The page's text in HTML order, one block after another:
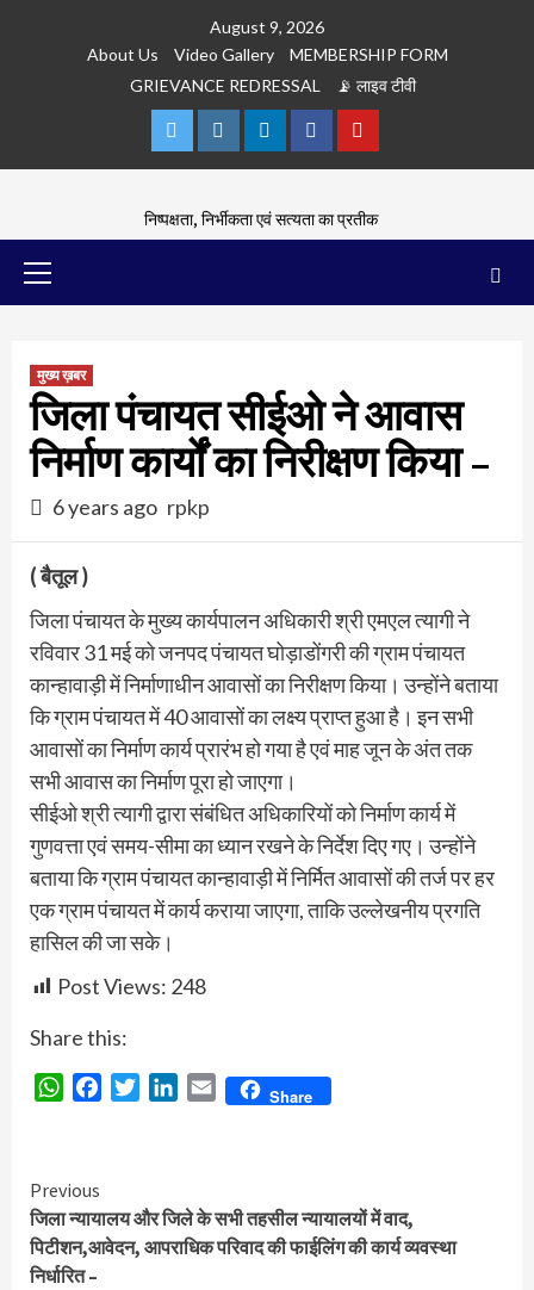
August 9, 2026
About Us
Video Gallery
MEMBERSHIP FORM
GRIEVANCE REDRESSAL
📡 लाइव टीवी
TwitterInstagramLinkedlnFacebookYoutube
निष्पक्षता, निर्भीकता एवं सत्यता का प्रतीक
Primary
मुख्य ख़बर
जिला पंचायत सीईओ ने आवास
निर्माण कार्यों का निरीक्षण किया –
6 years ago rpkp
( बैतूल )
जिला पंचायत के मुख्य कार्यपालन अधिकारी श्री एमएल त्यागी ने
रविवार 31 मई को जनपद पंचायत घोड़ाडोंगरी की ग्राम पंचायत
कान्हावाड़ी में निर्माणाधीन आवासों का निरीक्षण किया। उन्होंने बताया
कि ग्राम पंचायत में 40 आवासों का लक्ष्य प्राप्त हुआ है। इन सभी
आवासों का निर्माण कार्य प्रारंभ हो गया है एवं माह जून के अंत तक
सभी आवास का निर्माण पूरा हो जाएगा।
सीईओ श्री त्यागी द्वारा संबंधित अधिकारियों को निर्माण कार्य में
गुणवत्ता एवं समय-सीमा का ध्यान रखने के निर्देश दिए गए। उन्होंने
बताया कि ग्राम पंचायत कान्हावाड़ी में निर्मित आवासों की तर्ज पर हर
एक ग्राम पंचायत में कार्य कराया जाएगा, ताकि उल्लेखनीय प्रगति
हासिल की जा सके।
Post Views: 248
Share this:
WhatsAppFacebookTwitterLinkedIn
Email Share
Continue
Reading
Previous
जिला न्यायालय और जिले के सभी तहसील न्यायालयों में वाद,
पिटीशन,आवेदन, आपराधिक परिवाद की फाईलिंग की कार्य व्यवस्था
निर्धारित –